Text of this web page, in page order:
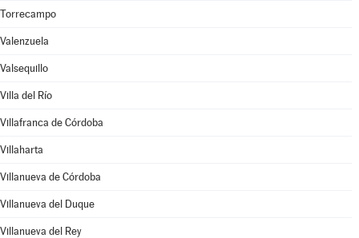
Torrecampo
Valenzuela
Valsequillo
Villa del Río
Villafranca de Córdoba
Villaharta
Villanueva de Córdoba
Villanueva del Duque
Villanueva del Rey